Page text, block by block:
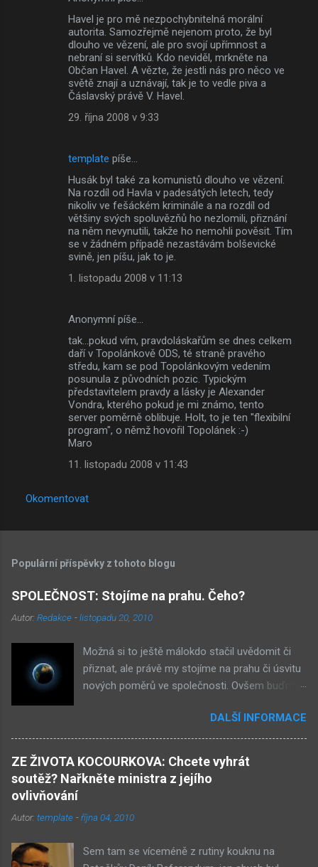
Havel je pro mě nezpochybnitelná morální
autorita. Samozřejmě nejenom proto, že byl
dlouho ve vězení, ale pro svojí upřímnost a
nebraní si servítků. Kdo neviděl, mrkněte na
Občan Havel. A vězte, že jestli nás pro něco ve
světě znají a uznávají, tak je to vedle piva a
Čáslavský právě V. Havel.
29. října 2008 v 9:33
template píše…
Husák byl také za komunistů dlouho ve vězení.
Na rozdíl od Havla v padesátých letech, tedy
nikoliv ve fešáckém kriminále a na rozdíl od
většiny svých spoluvězňů ho nezlomili, přiznání
na něm nevynutili, takže ho nemohli pověsit. Tím
se v žádném případě nezastávám bolševické
svině, jen píšu, jak to je.
1. listopadu 2008 v 11:13
Anonymní píše…
tak...pokud vím, pravdoláskařům se dnes celkem
daří v Topolánkově ODS, té straně pravého
středu, kam se pod Topolánkovým vedením
posunula z původních pozic. Typickým
představitelem pravdy a lásky je Alexander
Vondra, kterého pokud je mi známo, tento
server poměrně oblibuje. Holt, to je ten "flexibilní
program", o němž hovořil Topolánek :-)
Maro
11. listopadu 2008 v 11:43
Okomentovat
Populární příspěvky z tohoto blogu
SPOLEČNOST: Stojíme na prahu. Čeho?
Autor: Redakce -listopadu 20, 2010
Možná si to ještě málokdo stačil uvědomit či
přiznat, ale právě my stojíme na prahu či úsvitu
nových poměrů ve společnosti. Ovšem buďme
Novými poměry ve společnosti myslím
přiklonění se s některé z nám již historicky
známých situací. Přiznejme si to otevřeně – je
to buď nová forma demokracie, anebo
nacismus. Těžko si někdo z nás mohl
společnosti stále větší vliv – v každém městě již
Před deseti lety věc zcela nevídaná. Příslušníci
DALŠÍ INFORMACE
ZE ŽIVOTA KOCOURKOVA: Chcete vyhrát
soutěž? Nařkněte ministra z jejího
ovlivňování
Autor: template -října 04, 2010
Sem tam se víceméně z rutiny kouknu na